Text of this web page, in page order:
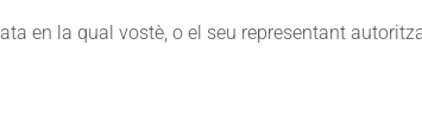
en la qual vostè, o el seu representant